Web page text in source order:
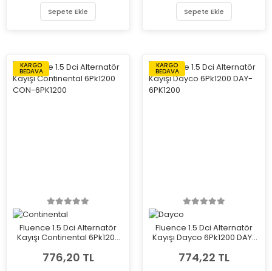
Sepete Ekle Sepete Ekle
KARGO
BEDAVA
Fluence 1.5 Dci Alternatör
Kayışı Continental 6Pk1200
776,20 TL
KARGO
BEDAVA
Fluence 1.5 Dci Alternatör
Kayışı Dayco 6Pk1200 DAY-
774,22 TL